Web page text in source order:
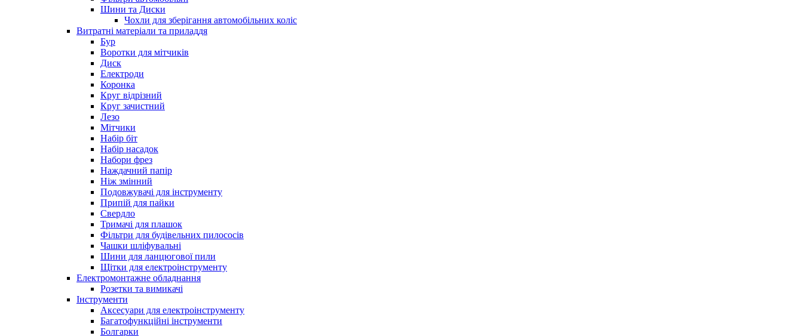
Шини та Диски
Чохли для зберігання автомобільних коліс
Витратні матеріали та приладдя
Бур
Воротки для мітчиків
Диск
Електроди
Коронка
Круг відрізний
Круг зачистний
Лезо
Мітчики
Набір біт
Набір насадок
Набори фрез
Наждачний папір
Ніж змінний
Подовжувачі для інструменту
Припій для пайки
Свердло
Тримачі для плашок
Фільтри для будівельних пилососів
Чашки шліфувальні
Шини для ланцюгової пили
Щітки для електроінструменту
Електромонтажне обладнання
Розетки та вимикачі
Інструменти
Аксесуари для електроінструменту
Багатофункційні інструменти
Болгарки